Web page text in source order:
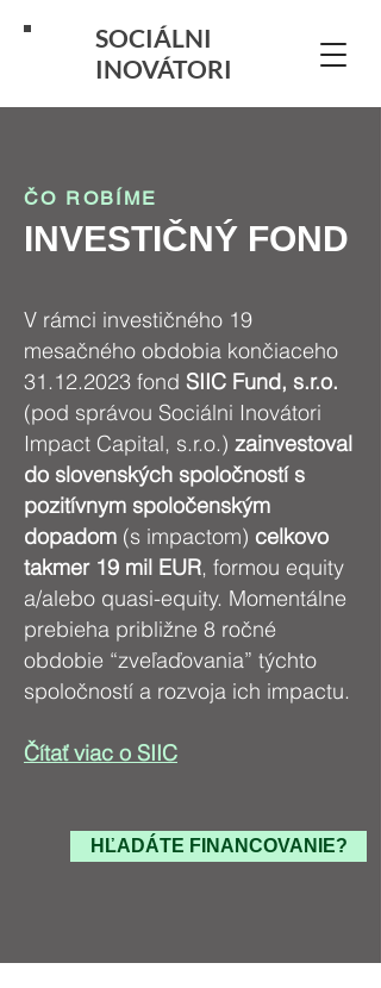
SOCIÁLNI
INOVÁTORI
ČO ROBÍME
INVESTIČNÝ FOND
V rámci investičného 19
mesačného obdobia končiaceho
31.12.2023 fond SIIC Fund, s.r.o.
(pod správou Sociálni Inovátori
Impact Capital, s.r.o.) zainvestoval
do slovenských spoločností s
pozitívnym spoločenským
dopadom (s impactom) celkovo
takmer 19 mil EUR, formou equity
a/alebo quasi-equity. Momentálne
prebieha približne 8 ročné
obdobie “zveľaďovania” týchto
spoločností a rozvoja ich impactu.
Čítať viac o SIIC
HĽADÁTE FINANCOVANIE?